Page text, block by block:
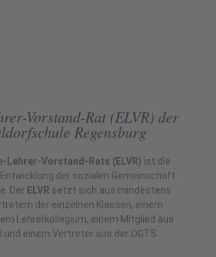
Vorstand-Rat (ELVR) der
Regensburg
Lehrer-Vorstand-Rats (ELVR) ist die
der sozialen Gemeinschaft
Der ELVR setzt sich aus mindestens
der einzelnen Klassen, einem
Lehrerkollegium, einem Mitglied aus
und einem Vertreter aus der OGTS